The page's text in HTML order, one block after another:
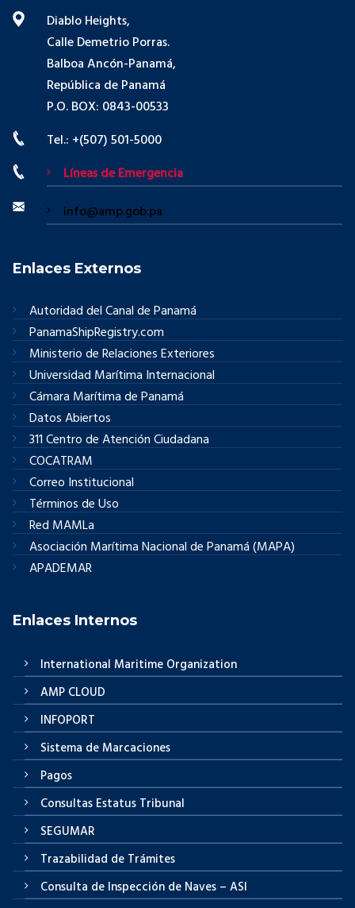
Diablo Heights,
Calle Demetrio Porras.
Balboa Ancón-Panamá,
República de Panamá
P.O. BOX: 0843-00533
Tel.: +(507) 501-5000
Líneas de Emergencia
info@amp.gob.pa
Enlaces Externos
Autoridad del Canal de Panamá
PanamaShipRegistry.com
Ministerio de Relaciones Exteriores
Universidad Marítima Internacional
Cámara Marítima de Panamá
Datos Abiertos
311 Centro de Atención Ciudadana
COCATRAM
Correo Institucional
Términos de Uso
Red MAMLa
Asociación Marítima Nacional de Panamá (MAPA)
APADEMAR
Enlaces Internos
International Maritime Organization
AMP CLOUD
INFOPORT
Sistema de Marcaciones
Pagos
Consultas Estatus Tribunal
SEGUMAR
Trazabilidad de Trámites
Consulta de Inspección de Naves – ASI